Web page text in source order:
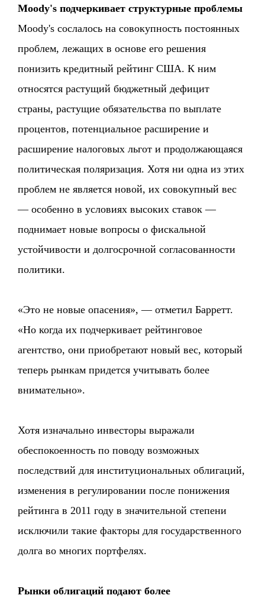
Moody's подчеркивает структурные проблемы
Moody's сослалось на совокупность постоянных
проблем, лежащих в основе его решения
понизить кредитный рейтинг США. К ним
относятся растущий бюджетный дефицит
страны, растущие обязательства по выплате
процентов, потенциальное расширение и
расширение налоговых льгот и продолжающаяся
политическая поляризация. Хотя ни одна из этих
проблем не является новой, их совокупный вес
— особенно в условиях высоких ставок —
поднимает новые вопросы о фискальной
устойчивости и долгосрочной согласованности
политики.
«Это не новые опасения», — отметил Барретт.
«Но когда их подчеркивает рейтинговое
агентство, они приобретают новый вес, который
теперь рынкам придется учитывать более
внимательно».
Хотя изначально инвесторы выражали
обеспокоенность по поводу возможных
последствий для институциональных облигаций,
изменения в регулировании после понижения
рейтинга в 2011 году в значительной степени
исключили такие факторы для государственного
долга во многих портфелях.
Рынки облигаций подают более